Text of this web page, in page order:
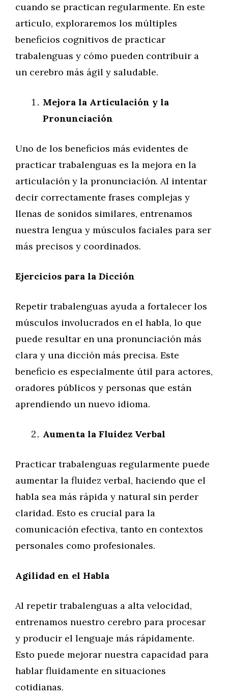
cuando se practican regularmente. En este
artículo, exploraremos los múltiples
beneficios cognitivos de practicar
trabalenguas y cómo pueden contribuir a
un cerebro más ágil y saludable.
Mejora la Articulación y la
Pronunciación
Uno de los beneficios más evidentes de
practicar trabalenguas es la mejora en la
articulación y la pronunciación. Al intentar
decir correctamente frases complejas y
llenas de sonidos similares, entrenamos
nuestra lengua y músculos faciales para ser
más precisos y coordinados.
Ejercicios para la Dicción
Repetir trabalenguas ayuda a fortalecer los
músculos involucrados en el habla, lo que
puede resultar en una pronunciación más
clara y una dicción más precisa. Este
beneficio es especialmente útil para actores,
oradores públicos y personas que están
aprendiendo un nuevo idioma.
Aumenta la Fluidez Verbal
Practicar trabalenguas regularmente puede
aumentar la fluidez verbal, haciendo que el
habla sea más rápida y natural sin perder
claridad. Esto es crucial para la
comunicación efectiva, tanto en contextos
personales como profesionales.
Agilidad en el Habla
Al repetir trabalenguas a alta velocidad,
entrenamos nuestro cerebro para procesar
y producir el lenguaje más rápidamente.
Esto puede mejorar nuestra capacidad para
hablar fluidamente en situaciones
cotidianas.